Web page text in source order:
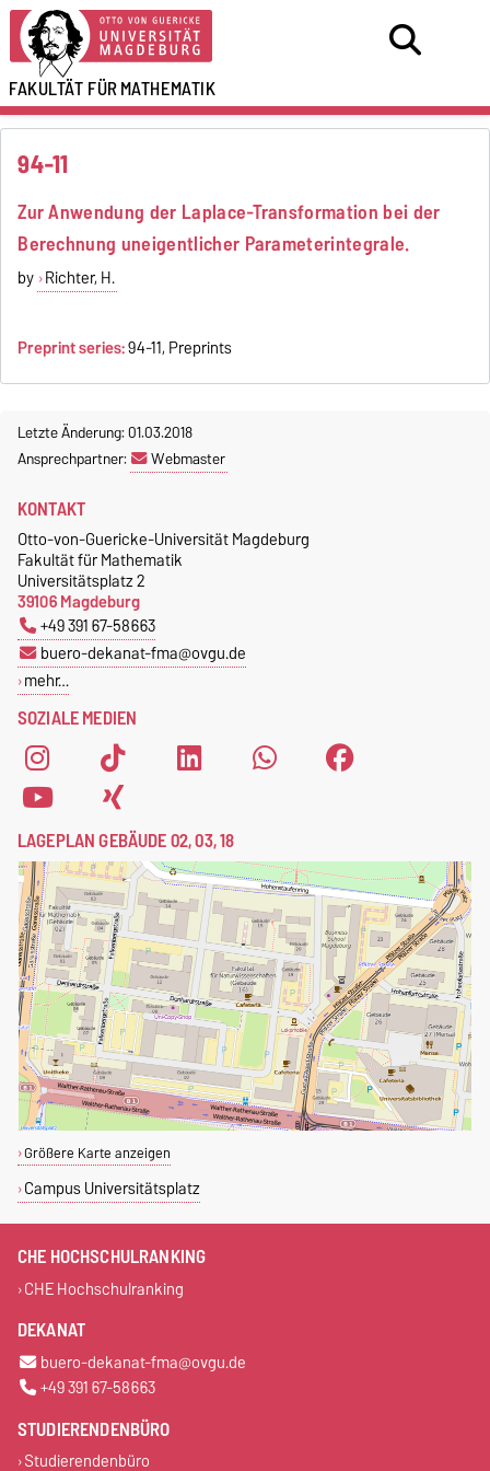
FAKULTÄT FÜRMATHEMATIK
94-11
Zur Anwendung der Laplace-Transformation bei der
Berechnung uneigentlicher Parameterintegrale.
by Richter, H.
Preprint series:94-11, Preprints
Letzte Änderung: 01.03.2018
Ansprechpartner:
Webmaster
SOZIALE MEDIEN
KONTAKT
Otto-von-Guericke-Universität Magdeburg
Fakultät für Mathematik
Universitätsplatz 2
39106 Magdeburg
+49 391 67-58663
buero-dekanat-fma@ovgu.de
mehr…
LAGEPLAN GEBÄUDE 02, 03, 18
Größere Karte anzeigen
Campus Universitätsplatz
CHE HOCHSCHULRANKING
CHE Hochschulranking
DEKANAT
buero-dekanat-fma@ovgu.de
+49 391 67-58663
STUDIERENDENBÜRO
Studierendenbüro